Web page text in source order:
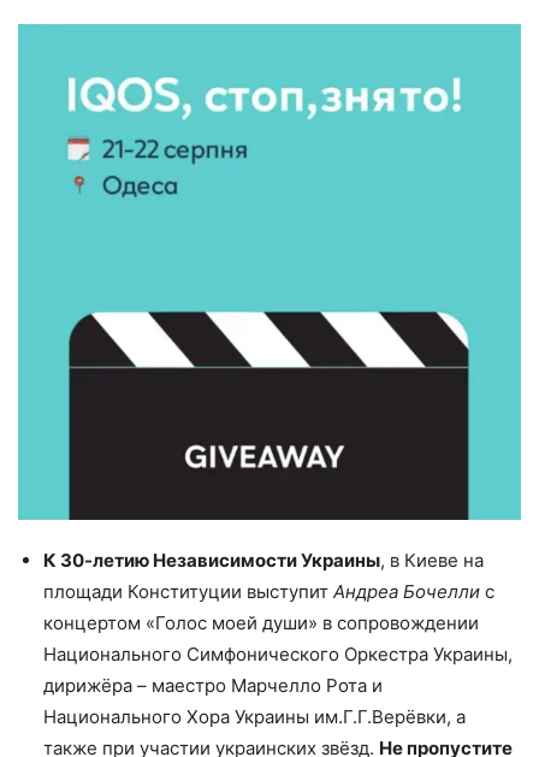
К 30-летию Независимости Украины, в Киеве на
площади Конституции выступит Андреа Бочелли с
концертом «Голос моей души» в сопровождении
Национального Симфонического Оркестра Украины,
дирижёра – маестро Марчелло Рота и
Национального Хора Украины им.Г.Г.Верёвки, а
также при участии украинских звёзд. Не пропустите